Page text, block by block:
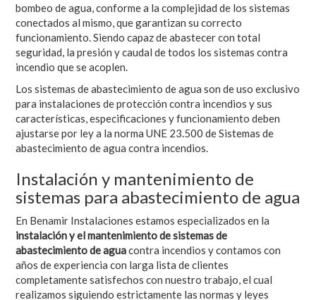
bombeo de agua, conforme a la complejidad de los sistemas
conectados al mismo, que garantizan su correcto
funcionamiento. Siendo capaz de abastecer con total
seguridad, la presión y caudal de todos los sistemas contra
incendio que se acoplen.
Los sistemas de abastecimiento de agua son de uso exclusivo
para instalaciones de protección contra incendios y sus
características, especificaciones y funcionamiento deben
ajustarse por ley a la norma UNE 23.500 de Sistemas de
abastecimiento de agua contra incendios.
Instalación y mantenimiento de
sistemas para abastecimiento de agua
En Benamir Instalaciones estamos especializados en la
instalación y el mantenimiento de sistemas de
abastecimiento de aguacontra incendios y contamos con
años de experiencia con larga lista de clientes
completamente satisfechos con nuestro trabajo, el cual
realizamos siguiendo estrictamente las normas y leyes